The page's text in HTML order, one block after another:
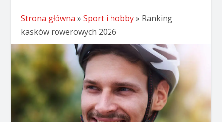
Strona główna »Sport i hobby» Ranking
kasków rowerowych 2026